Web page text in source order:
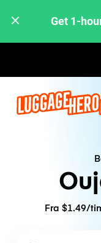
Get 1-
Fra $1.49/